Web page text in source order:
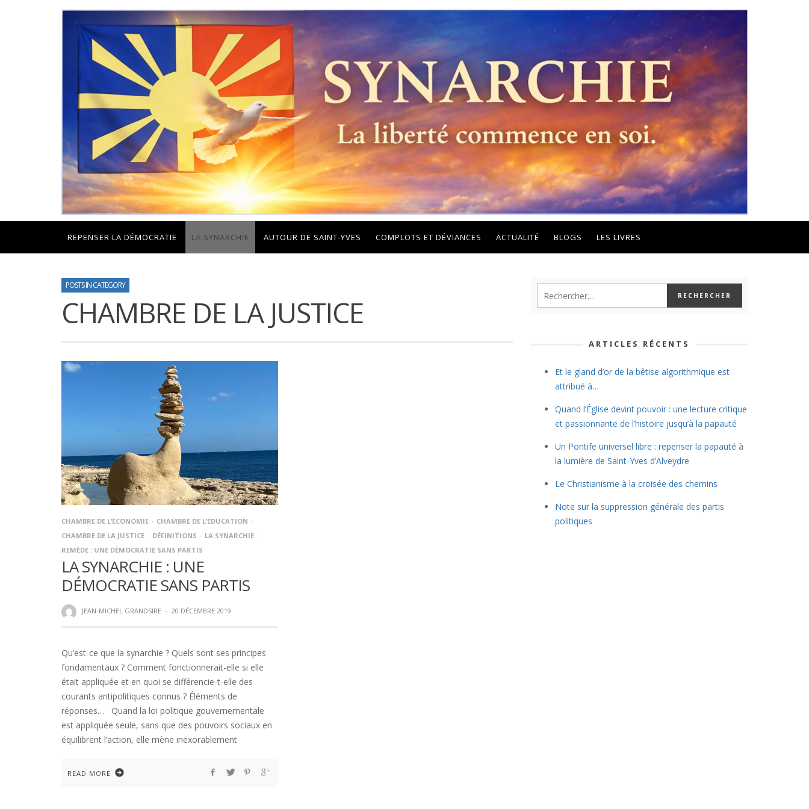
REPENSER LA DÉMOCRATIE LA SYNARCHIE AUTOUR DE SAINT-YVES COMPLOTS ET DÉVIANCES ACTUALITÉ BLOGS LES LIVRES
POSTS IN CATEGORY
CHAMBRE DE LA JUSTICE
CHAMBRE DE L’ÉCONOMIE
CHAMBRE DE L’ÉDUCATION
CHAMBRE DE LA JUSTICE
DÉFINITIONS
LA SYNARCHIE
REMÈDE : UNE DÉMOCRATIE SANS PARTIS
LA SYNARCHIE : UNE
DÉMOCRATIE SANS PARTIS
JEAN-MICHEL GRANDSIRE · 20 DÉCEMBRE 2019
Qu’est-ce que la synarchie ? Quels sont ses principes
fondamentaux ? Comment fonctionnerait-elle si elle
était appliquée et en quoi se différencie-t-elle des
courants antipolitiques connus ? Éléments de
réponses… Quand la loi politique gouvernementale
est appliquée seule, sans que des pouvoirs sociaux en
équilibrent l’action, elle mène inexorablement
READ MORE
ARTICLES RÉCENTS
Et le gland d’or de la bêtise algorithmique est
attribué à…
Quand l’Église devint pouvoir : une lecture critique
et passionnante de l’histoire jusqu’à la papauté
Un Pontife universel libre : repenser la papauté à
la lumière de Saint-Yves d’Alveydre
Le Christianisme à la croisée des chemins
Note sur la suppression générale des partis
politiques